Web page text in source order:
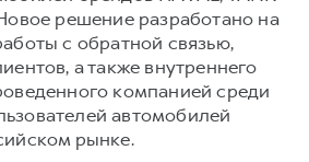
клиентам
автопарком
GWM
Защита+»
решение разработано на
с обратной связью,
а также внутреннего
компанией среди
автомобилей
рынке.